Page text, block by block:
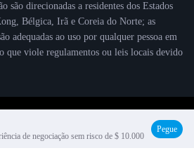
são direcionadas a residentes dos Estados
Bélgica, Irã e Coreia do Norte; as
adequadas ao uso por qualquer pessoa em
que viole regulamentos ou leis locais devido
de negociação sem risco de $ 10.000
Pegue